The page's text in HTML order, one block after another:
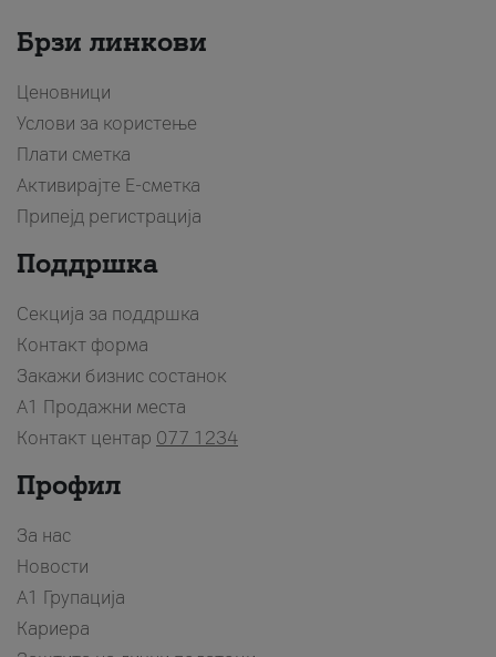
Брзи линкови
Ценовници
Услови за користење
Плати сметка
Активирајте Е-сметка
Припејд регистрација
Поддршка
Секција за поддршка
Контакт форма
Закажи бизнис состанок
A1 Продажни места
Контакт центар 077 1234
Профил
За нас
Новости
А1 Групација
Кариера